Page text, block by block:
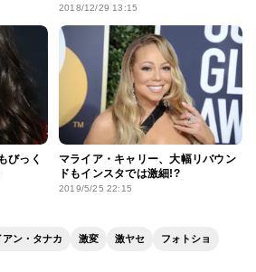
2018/12/29 13:15
びっく
マライア・キャリー、大幅リバウン
ドもインスタでは激細!?
2019/5/25 22:15
アン・タナカ 激変 激ヤセ フォトショ